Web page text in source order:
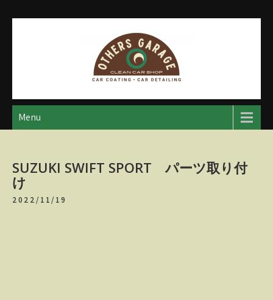
アザースガレージ
【神奈川・厚木・愛川】カーメンテナンス
Menu
SUZUKI SWIFT SPORT パーツ取り付
け
2022/11/19